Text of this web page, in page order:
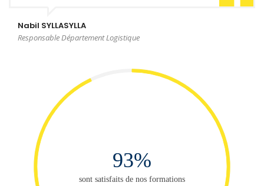
Nabil SYLLASYLLA
Responsable Département Logistique
93%
sont satisfaits de nos formations